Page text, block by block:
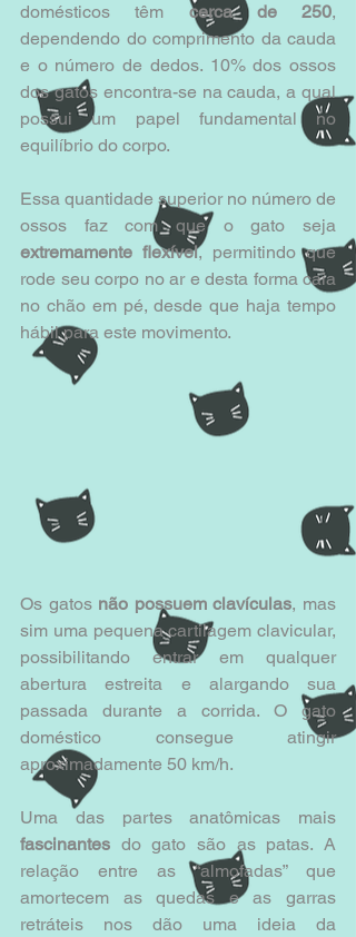
domésticos têm cerca de 250,
dependendo do comprimento da cauda
e o número de dedos. 10% dos ossos
dos gatos encontra-se na cauda, a qual
possui um papel fundamental no
equilíbrio do corpo.
Essa quantidade superior no número de
extremamente flexível, permitindo que
rode seu corpo no ar e desta forma caia
no chão em pé, desde que haja tempo
hábil para este movimento.
Os gatos não possuem clavículas, mas
sim uma pequena cartilagem clavicular,
possibilitando entrar em qualquer
abertura estreita e alargando sua
passada durante a corrida. O gato
doméstico consegue atingir
aproximadamente 50 km/h.
Uma das partes anatômicas mais
fascinantes do gato são as patas. A
relação entre as “almofadas” que
amortecem as quedas e as garras
retráteis nos dão uma ideia da